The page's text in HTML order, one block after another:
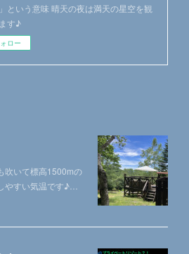
」という意味 晴天の夜は満天の星空を観
す♪
ロー
吹いて標高1500mの
やすい気温です♪…